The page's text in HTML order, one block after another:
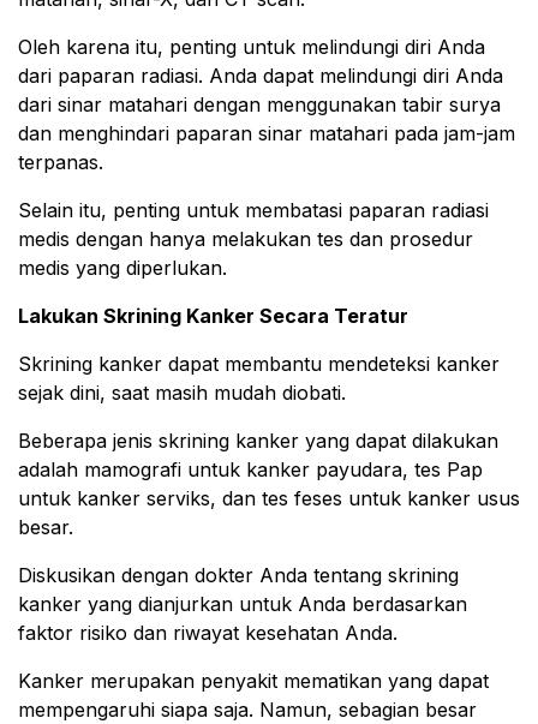
Oleh karena itu, penting untuk melindungi diri Anda
dari paparan radiasi. Anda dapat melindungi diri Anda
dari sinar matahari dengan menggunakan tabir surya
dan menghindari paparan sinar matahari pada jam-jam
terpanas.
Selain itu, penting untuk membatasi paparan radiasi
medis dengan hanya melakukan tes dan prosedur
medis yang diperlukan.
Lakukan Skrining Kanker Secara Teratur
Skrining kanker dapat membantu mendeteksi kanker
sejak dini, saat masih mudah diobati.
Beberapa jenis skrining kanker yang dapat dilakukan
adalah mamografi untuk kanker payudara, tes Pap
untuk kanker serviks, dan tes feses untuk kanker usus
besar.
Diskusikan dengan dokter Anda tentang skrining
kanker yang dianjurkan untuk Anda berdasarkan
faktor risiko dan riwayat kesehatan Anda.
Kanker merupakan penyakit mematikan yang dapat
mempengaruhi siapa saja. Namun, sebagian besar